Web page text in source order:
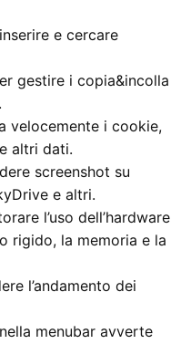
e cercare
gestire i copia&incolla
velocemente i cookie,
altri dati.
screenshot su
e altri.
l’uso dell’hardware
rigido, la memoria e la
l’andamento dei
menubar avverte